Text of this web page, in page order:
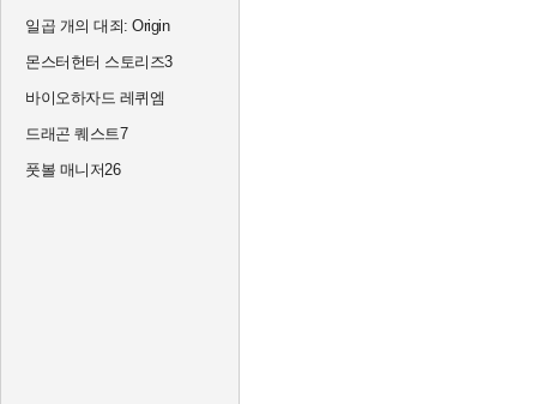
일곱 개의 대죄: Origin
몬스터헌터 스토리즈3
바이오하자드 레퀴엠
드래곤 퀘스트7
풋볼 매니저26